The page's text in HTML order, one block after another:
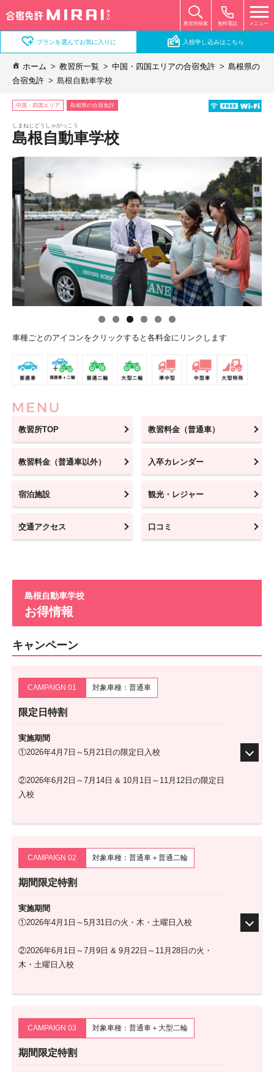
無料電話
教習所検索 メニュー
プランを選んでお気に入りに 入校申し込みはこちら
ホーム 教習所一覧 中国・四国エリアの合宿免許
島根県の
合宿免許
島根自動車学校
中国・四国エリア 島根県の合宿免許
しまねじどうしゃがっこう
島根自動車学校
車種ごとのアイコンをクリックすると各料金にリンクします
教習所TOP 教習料金（普通車）
教習料金（普通車以外） 入卒カレンダー
宿泊施設 観光・レジャー
交通アクセス 口コミ
島根自動車学校
お得情報
キャンペーン
CAMPAIGN 01 対象車種：普通車
限定日特割
実施期間
①2026年4月7日～5月21日の限定日入校
②2026年6月2日～7月14日 & 10月1日～11月12日の限定日
入校
CAMPAIGN 02 対象車種：普通車＋普通二輪
期間限定特割
実施期間
①2026年4月1日～5月31日の火・木・土曜日入校
②2026年6月1日～7月9日 & 9月22日～11月28日の火・
木・土曜日入校
CAMPAIGN 03 対象車種：普通車＋大型二輪
期間限定特割